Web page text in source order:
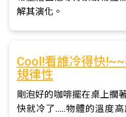
解其演化。
Cool!看誰冷得快
規律性
剛泡好的咖啡擺在桌上擱
快就冷了.....物體的溫度